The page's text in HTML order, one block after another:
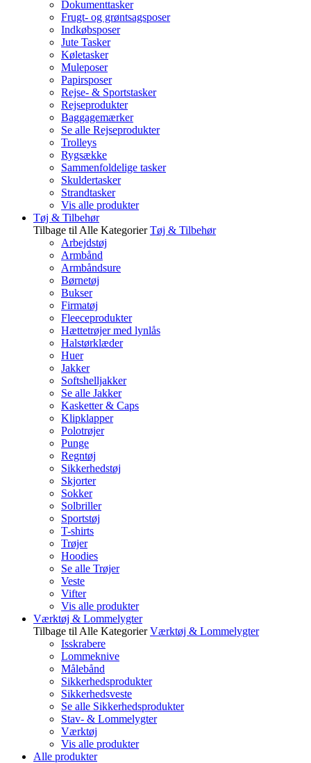
Dokumenttasker
Frugt- og grøntsagsposer
Indkøbsposer
Jute Tasker
Køletasker
Muleposer
Papirsposer
Rejse- & Sportstasker
Rejseprodukter
Baggagemærker
Se alle Rejseprodukter
Trolleys
Rygsække
Sammenfoldelige tasker
Skuldertasker
Strandtasker
Vis alle produkter
Tøj & Tilbehør
Tilbage til Alle Kategorier Tøj & Tilbehør
Arbejdstøj
Armbånd
Armbåndsure
Børnetøj
Bukser
Firmatøj
Fleeceprodukter
Hættetrøjer med lynlås
Halstørklæder
Huer
Jakker
Softshelljakker
Se alle Jakker
Kasketter & Caps
Klipklapper
Polotrøjer
Punge
Regntøj
Sikkerhedstøj
Skjorter
Sokker
Solbriller
Sportstøj
T-shirts
Trøjer
Hoodies
Se alle Trøjer
Veste
Vifter
Vis alle produkter
Værktøj & Lommelygter
Tilbage til Alle Kategorier Værktøj & Lommelygter
Isskrabere
Lommeknive
Målebånd
Sikkerhedsprodukter
Sikkerhedsveste
Se alle Sikkerhedsprodukter
Stav- & Lommelygter
Værktøj
Vis alle produkter
Alle produkter